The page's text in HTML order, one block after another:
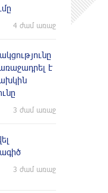
4 ժամ առաջ
է
3 ժամ առաջ
3 ժամ առաջ